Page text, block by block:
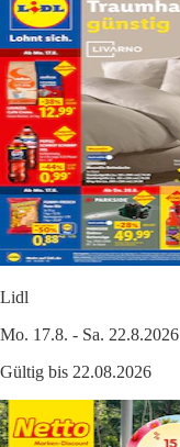
Lidl
Mo. 17.8. - Sa. 22.8.2026
Gültig bis 22.08.2026